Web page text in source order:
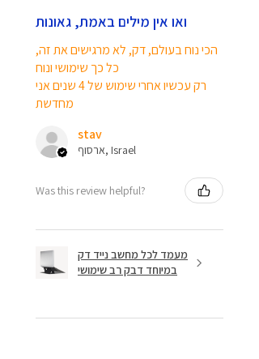
ואו אין מילים באמת, גאונות
הכי נוח בעולם, דק, לא מרגישים את זה,
כל כך שימושי ונוח
רק עכשיו אחרי שימוש של 4 שנים אני
מחדשת
stav
ארסוף, Israel
Was this review helpful?
מעמד לכל מחשב נייד דק
במיוחד דבק רב שימושי